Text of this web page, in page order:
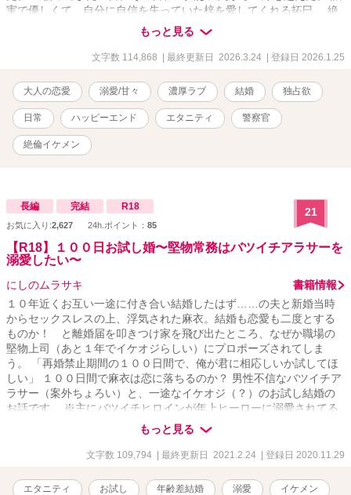
実で優しくて、自分に自信を失っていた梓を愛してくれる拓巳。 絶
倫気味な拓巳に愛されるうち、梓も自分の欲望に目覚めていく。 気
づけば週の半分以上を一緒に過ごし、 いつの間にか、拓巳のいない
生活には戻れなくなっていた。 これは、身体から始まった関係が、
て結婚へと続いていく話。 ――大人の溺愛生活恋愛。 ムーンライト
ノベルズにも改稿しながら投稿しています。 そちらのほうは、R18
濃度高めにしていく予定です。 【R18表現が入る回には※表記があ
ります】 表紙画像は作者自作のAI画像です。
もっと見る
文字数 114,868 | 最終更新日 2026.3.24 | 登録日 2026.1.25
大人の恋愛 溺愛/甘々 濃厚ラブ 結婚 独占欲
日常 ハッピーエンド エタニティ 警察官
絶倫イケメン
長編 完結 R18
お気に入り:2,627 24h.ポイント： 85
21
【R18】１００日お試し婚〜堅物常務はバツイチアラサーを
溺愛したい〜
にしのムラサキ
書籍情報
１０年近くお互い一途に付き合い結婚したはず……の夫と新婚当時
からセックスレスの上、浮気された麻衣。結婚も恋愛も二度とする
ものか！ と離婚届を叩きつけ家を飛び出たところ、なぜか職場の
堅物上司（あと１年でイケオジらしい）にプロポーズされてしま
う。 「再婚禁止期間の１００日間で、俺が君に相応しいか試してほ
しい」 １００日間で麻衣は恋に落ちるのか？ 男性不信なバツイチア
ラサー（案外ちょろい）と、一途なイケオジ（？）のお試し結婚の
お話です。 ※主にバツイチヒロインが年上ヒーローに溺愛されてる
だけのお話ですが、一部（元旦那の）胸糞悪い行動があります。 ※
ストーリー上、民法等の手続きを端折っていたりしますがご寛恕く
もっと見る
文字数 109,794 | 最終更新日 2021.2.24 | 登録日 2020.11.29
エタニティ お試し 年齢差結婚 溺愛 イケメン